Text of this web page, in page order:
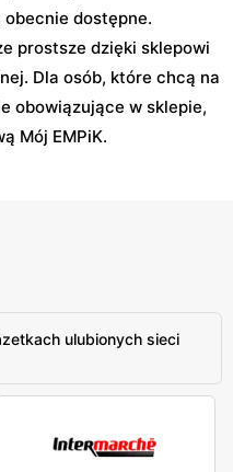
dostępne.
prostsze dzięki sklepowi
Dla osób, które chcą na
obowiązujące w sklepie,
Mój EMPiK.
ulubionych sieci